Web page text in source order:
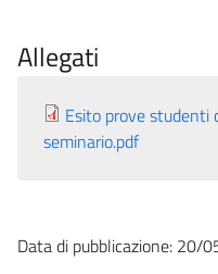
Allegati
Esito prove studenti
seminario.pdf
Data di pubblicazione: 20/